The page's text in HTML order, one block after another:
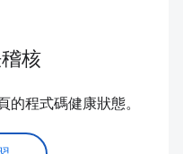
核
程式碼健康狀態。